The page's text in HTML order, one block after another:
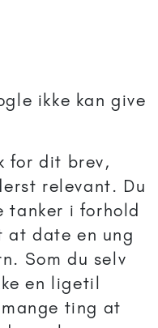
ikke kan give
for dit brev,
relevant. Du
tanker i forhold
date en ung
Som du selv
en ligetil
ting at